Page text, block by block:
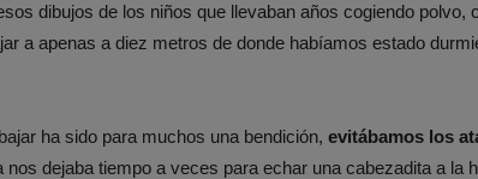
dibujos de los niños que llevaban años cogiendo polvo,
a apenas a diez metros de donde habíamos estado
ha sido para muchos una bendición, evitábamos los
nos dejaba tiempo a veces para echar una cabezadita a la